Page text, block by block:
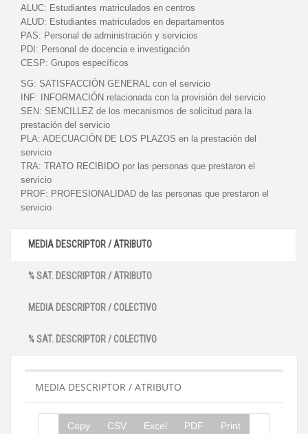
ALUC: Estudiantes matriculados en centros
ALUD: Estudiantes matriculados en departamentos
PAS: Personal de administración y servicios
PDI: Personal de docencia e investigación
CESP: Grupos específicos
SG: SATISFACCIÓN GENERAL con el servicio
INF:
INFORMACIÓN relacionada con la provisión del servicio
SEN: SENCILLEZ de los mecanismos de solicitud para la
prestación del servicio
PLA: ADECUACIÓN DE LOS PLAZOS en la prestación del
servicio
TRA: TRATO RECIBIDO por las personas que prestaron el
servicio
PROF: PROFESIONALIDAD de las personas que prestaron el
servicio
MEDIA DESCRIPTOR / ATRIBUTO
% SAT. DESCRIPTOR / ATRIBUTO
MEDIA DESCRIPTOR / COLECTIVO
% SAT. DESCRIPTOR / COLECTIVO
MEDIA DESCRIPTOR / ATRIBUTO
Copy CSV Excel PDF Print